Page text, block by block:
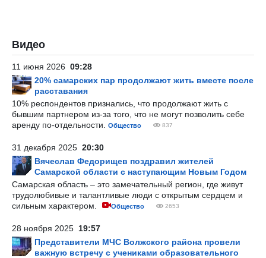
Видео
11 июня 2026 09:28
20% самарских пар продолжают жить вместе после
расставания
10% респондентов признались, что продолжают жить с
бывшим партнером из-за того, что не могут позволить себе
аренду по-отдельности.
Общество 837
31 декабря 2025 20:30
Вячеслав Федорищев поздравил жителей
Самарской области с наступающим Новым Годом
Самарская область – это замечательный регион, где живут
трудолюбивые и талантливые люди с открытым сердцем и
сильным характером.
Общество 2653
28 ноября 2025 19:57
Представители МЧС Волжского района провели
важную встречу с учениками образовательного